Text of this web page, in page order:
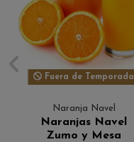
Fuera de Temporada
Naranja Navel
Naranjas Navel
Zumo y Mesa